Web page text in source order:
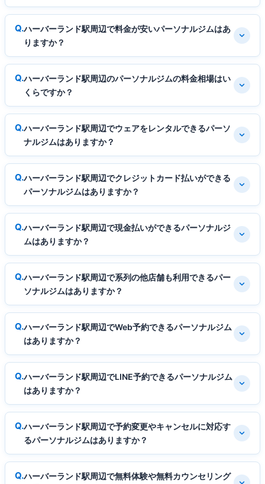
ハーバーランド駅周辺で料金が安いパーソナルジムはあ
りますか？
ハーバーランド駅周辺のパーソナルジムの料金相場はい
くらですか？
ハーバーランド駅周辺でウェアをレンタルできるパーソ
ナルジムはありますか？
ハーバーランド駅周辺でクレジットカード払いができる
パーソナルジムはありますか？
ハーバーランド駅周辺で現金払いができるパーソナルジ
ムはありますか？
ハーバーランド駅周辺で系列の他店舗も利用できるパー
ソナルジムはありますか？
ハーバーランド駅周辺でWeb予約できるパーソナルジム
はありますか？
ハーバーランド駅周辺でLINE予約できるパーソナルジム
はありますか？
ハーバーランド駅周辺で予約変更やキャンセルに対応す
るパーソナルジムはありますか？
ハーバーランド駅周辺で無料体験や無料カウンセリング